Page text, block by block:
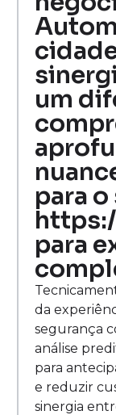
um
para
para
da
segurança
análise
para
e reduzir
sinergia